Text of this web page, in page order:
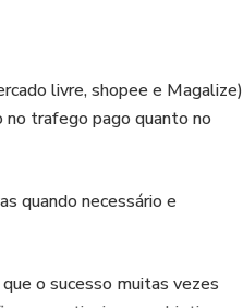
livre, shopee e Magalize)
trafego pago quanto no
quando necessário e
o sucesso muitas vezes